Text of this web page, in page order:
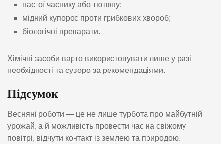
настої часнику або тютюну;
мідний купорос проти грибкових хвороб;
біологічні препарати.
Хімічні засоби варто використовувати лише у разі
необхідності та суворо за рекомендаціями.
Підсумок
Весняні роботи — це не лише турбота про майбутній
урожай, а й можливість провести час на свіжому
повітрі, відчути контакт із землею та природою.